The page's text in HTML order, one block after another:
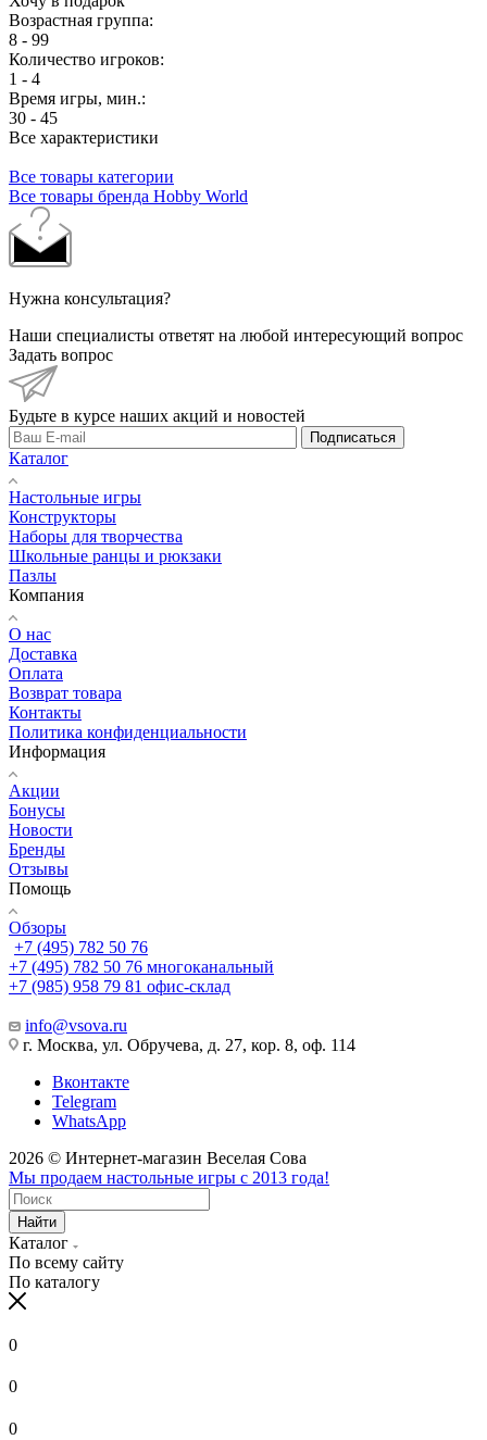
Возрастная группа:
8 - 99
Количество игроков:
1 - 4
Время игры, мин.:
30 - 45
Все характеристики
Все товары категории
Все товары бренда Hobby World
Нужна консультация?
Наши специалисты ответят на любой интересующий вопрос
Задать вопрос
Будьте в курсе наших акций и новостей
Подписаться
Каталог
Настольные игры
Конструкторы
Наборы для творчества
Школьные ранцы и рюкзаки
Пазлы
Компания
О нас
Доставка
Оплата
Возврат товара
Контакты
Политика конфиденциальности
Информация
Акции
Бонусы
Новости
Бренды
Отзывы
Помощь
Обзоры
+7 (495) 782 50 76
+7 (495) 782 50 76 многоканальный
+7 (985) 958 79 81 офис-склад
info@vsova.ru
г. Москва, ул. Обручева, д. 27, кор. 8, оф. 114
Вконтакте
Telegram
WhatsApp
2026 © Интернет-магазин Веселая Сова
Мы продаем настольные игры с 2013 года!
Найти
Каталог
По всему сайту
По каталогу
0
0
0